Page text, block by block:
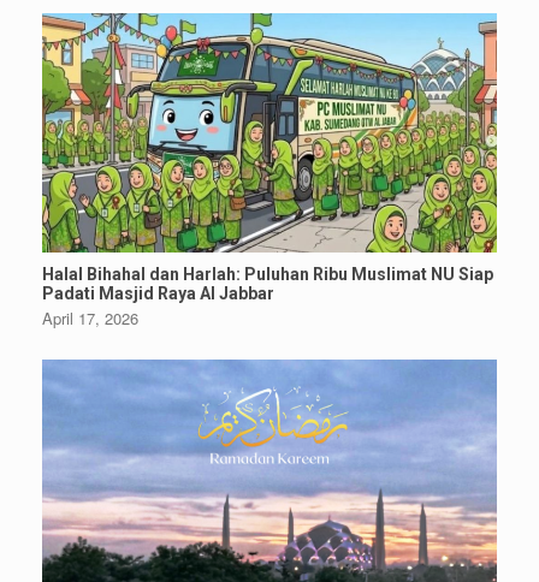
Halal Bihahal dan Harlah: Puluhan Ribu Muslimat NU Siap
Padati Masjid Raya Al Jabbar
April 17, 2026